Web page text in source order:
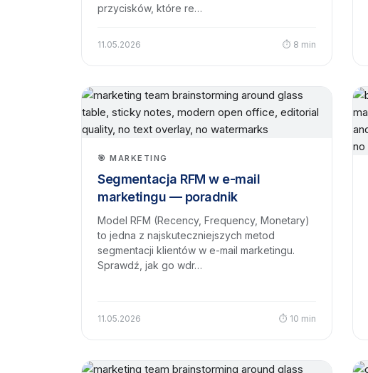
przycisków, które re…
11.05.2026 ⏱ 8 min
🎯 MARKETING
Segmentacja RFM w e-mail
marketingu — poradnik
Model RFM (Recency, Frequency, Monetary)
to jedna z najskuteczniejszych metod
segmentacji klientów w e-mail marketingu.
Sprawdź, jak go wdr…
11.05.2026 ⏱ 10 min